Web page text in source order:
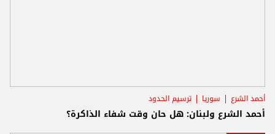
أحمد الشرع سوريا ترسيم الحدود
أحمد الشرع ولبنان: هل حان وقت شفاء الذاكرة؟